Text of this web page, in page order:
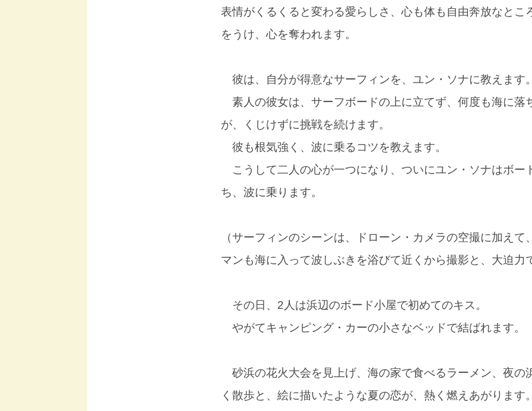
表情がくるくると変わる愛らしさ、心も体も自由奔放なとこ
をうけ、心を奪われます。
彼は、自分が得意なサーフィンを、ユン・ソナに教えます
素人の彼女は、サーフボードの上に立てず、何度も海に落
が、くじけずに挑戦を続けます。
彼も根気強く、波に乗るコツを教えます。
こうして二人の心が一つになり、ついにユン・ソナはボー
ち、波に乗ります。
（サーフィンのシーンは、ドローン・カメラの空撮に加えて
マンも海に入って波しぶきを浴びて近くから撮影と、大迫力
その日、2人は浜辺のボード小屋で初めてのキス。
やがてキャンピング・カーの小さなベッドで結ばれます。
砂浜の花火大会を見上げ、海の家で食べるラーメン、夜の
く散歩と、絵に描いたような夏の恋が、熱く燃えあがります